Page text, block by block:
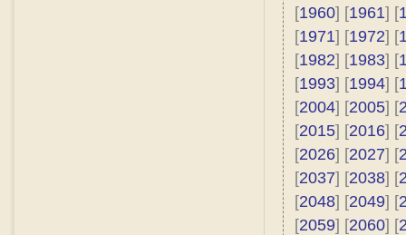
[1960] [1961] [
[1971] [1972] [
[1982] [1983] [
[1993] [1994] [
[2004] [2005] [
[2015] [2016] [
[2026] [2027] [
[2037] [2038] [
[2048] [2049] [
[2059] [2060] [